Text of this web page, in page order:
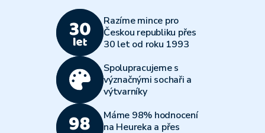
Razíme mince pro
Českou republiku přes
30 let od roku 1993
Spolupracujeme s
význačnými sochaři a
výtvarníky
Máme 98% hodnocení
na Heureka a přes